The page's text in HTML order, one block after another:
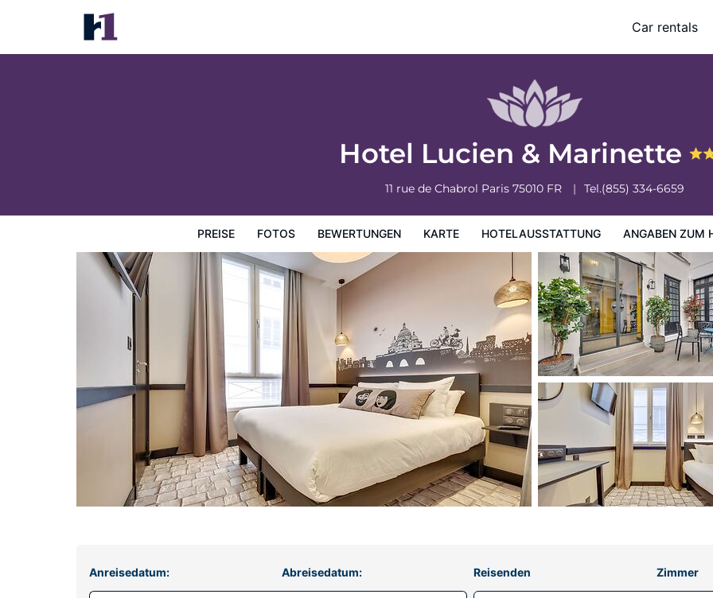
Car rentals
Hotel Lucien & Marinette
11 rue de Chabrol Paris 75010 FR Tel.(855) 334-6659
PREISE FOTOS BEWERTUNGEN KARTE HOTELAUSSTATTUNG ANGABEN ZUM
Hotel Lucien & Marinette
Preise
Anreisedatum: Abreisedatum: Reisenden Zimmer